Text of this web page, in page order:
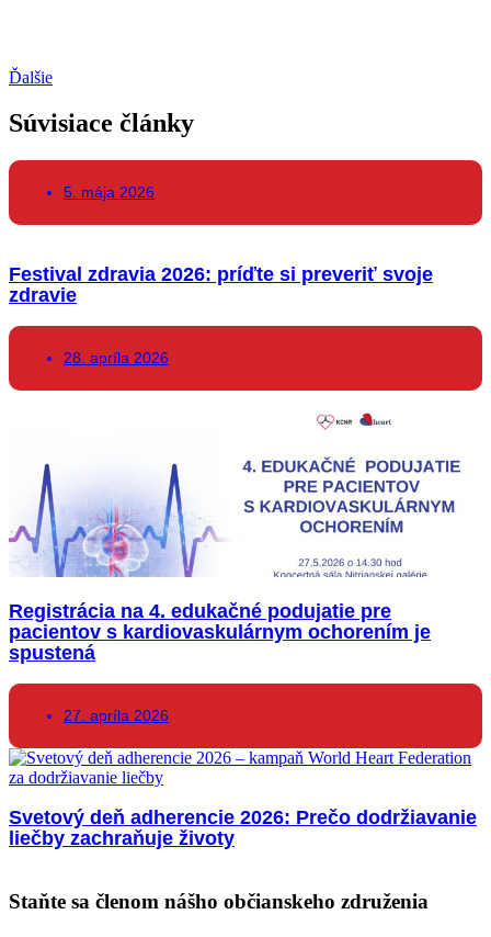
Ďalšie
Súvisiace články
5. mája 2026
Festival zdravia 2026: príďte si preveriť svoje
zdravie
28. apríla 2026
Registrácia na 4. edukačné podujatie pre
pacientov s kardiovaskulárnym ochorením je
spustená
27. apríla 2026
Svetový deň adherencie 2026: Prečo dodržiavanie
liečby zachraňuje životy
Staňte sa členom nášho občianskeho združenia